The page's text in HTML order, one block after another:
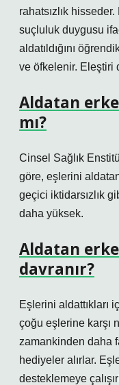
rahatsızlık
suçluluk duygusu
aldatıldığını
ve öfkelenir. Eleştiri
Aldatan
mı?
Cinsel Sağlık
göre, eşlerini
geçici iktidarsızlık
daha yüksek.
Aldatan
davranır?
Eşlerini aldattıkları
çoğu eşlerine karşı
zamankinden daha
hediyeler alırlar.
desteklemeye